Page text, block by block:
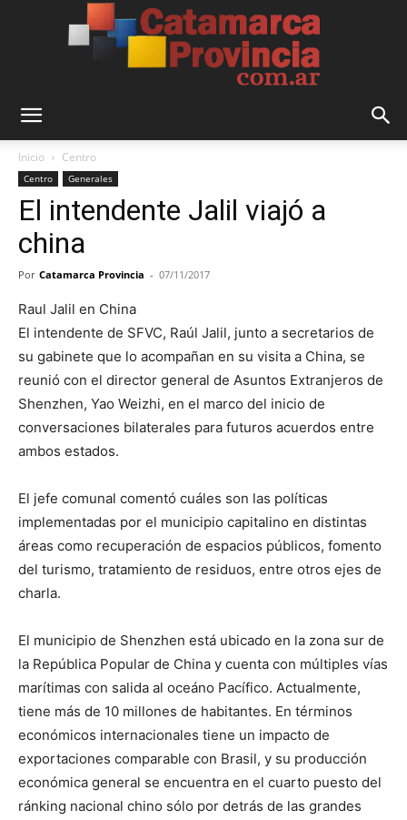
Provincia
Inicio Centro
Centro Generales
El intendente Jalil viajó a
china
Por Catamarca Provincia - 07/11/2017
Raul Jalil en China
El intendente de SFVC, Raúl Jalil, junto a secretarios de
su gabinete que lo acompañan en su visita a China, se
reunió con el director general de Asuntos Extranjeros de
Shenzhen, Yao Weizhi, en el marco del inicio de
conversaciones bilaterales para futuros acuerdos entre
ambos estados.
El jefe comunal comentó cuáles son las políticas
implementadas por el municipio capitalino en distintas
áreas como recuperación de espacios públicos, fomento
del turismo, tratamiento de residuos, entre otros ejes de
charla.
El municipio de Shenzhen está ubicado en la zona sur de
la República Popular de China y cuenta con múltiples vías
marítimas con salida al oceáno Pacífico. Actualmente,
tiene más de 10 millones de habitantes. En términos
económicos internacionales tiene un impacto de
exportaciones comparable con Brasil, y su producción
económica general se encuentra en el cuarto puesto del
ránking nacional chino sólo por detrás de las grandes